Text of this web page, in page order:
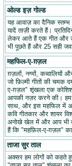
ओल्ड इज़ गोल्ड
यह आवाज़ का दैनिक स्तम्भ
यादें ताज़ी करते हैं।
लेकर आते हैं एक गीत और
भी पूछते हैं और 25 सही
महफिल-ए-ग़ज़ल
ग़ज़लों, नग्मों, कव्वालियों
जो फ़िल्मी गीतों की चमक
ए-ग़ज़ल" शृंखला एक
आपकी नज़र करने की। हम
साथ, और इस महफिल में
कवि गीतकार और शायर
अनोखे खेल में और आप भी
हैं कि "महफ़िल-ए-ग़ज़ल"
ताजा सुर ताल
अक्सर हम लोगों को कहते